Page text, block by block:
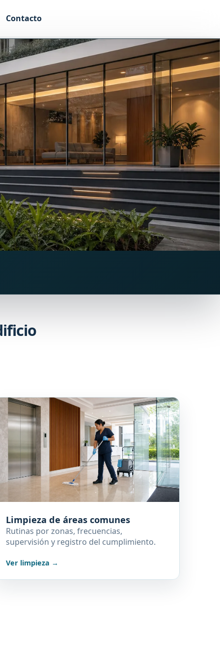
Contacto
Limpieza de áreas comunes
Rutinas por zonas, frecuencias,
supervisión y registro del cumplimiento.
Ver limpieza →